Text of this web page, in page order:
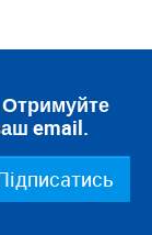
Отримуйте
email.